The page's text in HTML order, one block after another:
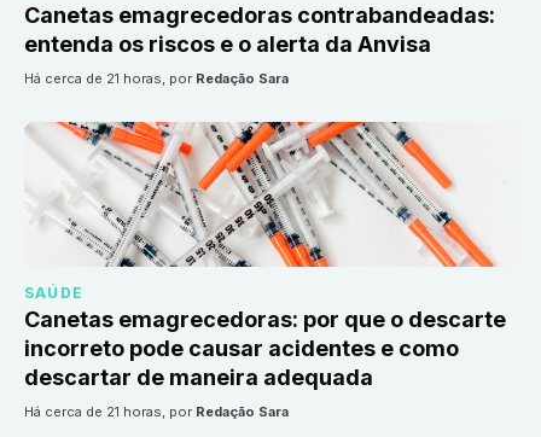
Canetas emagrecedoras contrabandeadas:
entenda os riscos e o alerta da Anvisa
há cerca de 21 horas, por Redação Sara
SAÚDE
Canetas emagrecedoras: por que o descarte
incorreto pode causar acidentes e como
descartar de maneira adequada
há cerca de 21 horas, por Redação Sara